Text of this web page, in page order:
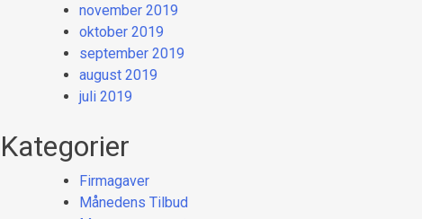
november 2019
oktober 2019
september 2019
august 2019
juli 2019
Kategorier
Firmagaver
Månedens Tilbud